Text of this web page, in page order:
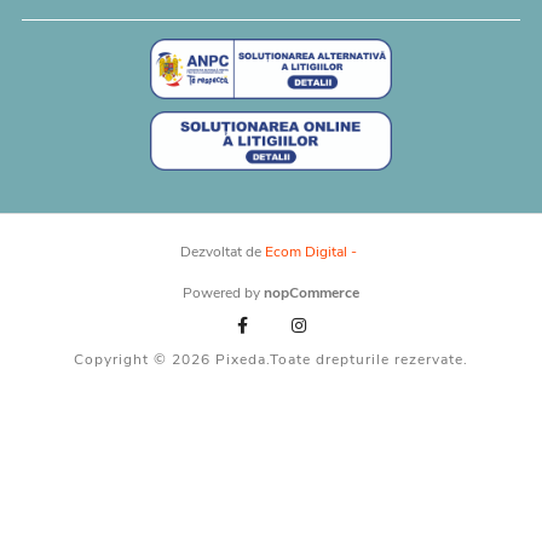
Dezvoltat de Ecom Digital -
Powered bynopCommerce
Copyright © 2026 Pixeda.Toate drepturile rezervate.